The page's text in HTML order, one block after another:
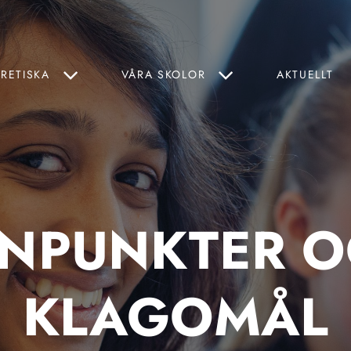
VÅRA SKOLOR AKTUELLT
KLAGOMÅL